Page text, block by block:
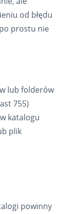
od błędu
prostu nie
lub folderów
755)
katalogu
plik
powinny